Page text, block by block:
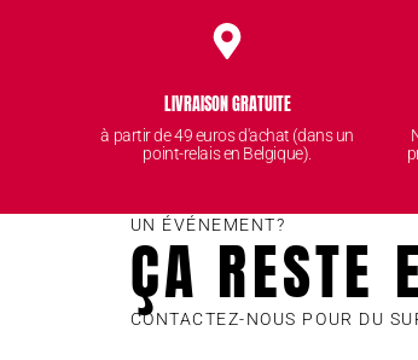
LIVRAISON GRATUITE
à partir de 49 euros d'achat (dans un
point-relais en Belgique).
UN ÉVÉNEMENT?
ÇA RESTE
CONTACTEZ-NOUS POUR DU